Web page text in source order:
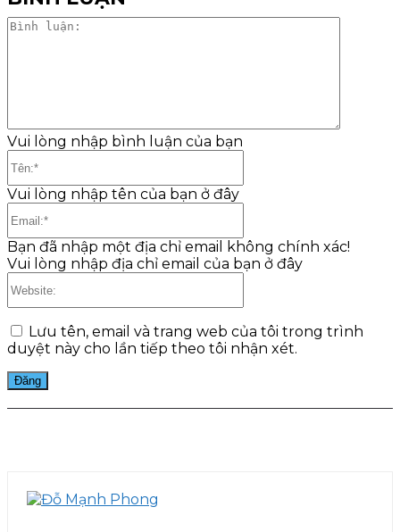
Vui lòng nhập bình luận của bạn
Vui lòng nhập tên của bạn ở đây
Bạn đã nhập một địa chỉ email không chính xác!
Vui lòng nhập địa chỉ email của bạn ở đây
Lưu tên, email và trang web của tôi trong trình
duyệt này cho lần tiếp theo tôi nhận xét.